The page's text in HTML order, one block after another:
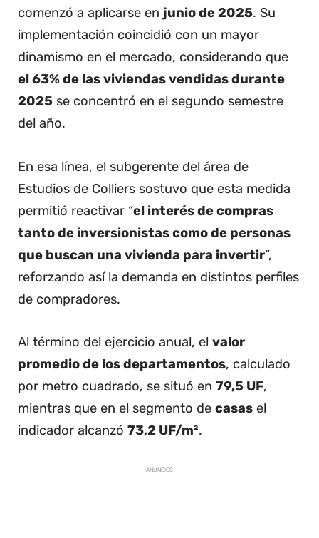
comenzó a aplicarse en junio de 2025. Su
implementación coincidió con un mayor
dinamismo en el mercado, considerando que
el 63% de las viviendas vendidas durante
2025 se concentró en el segundo semestre
del año.
En esa línea, el subgerente del área de
Estudios de Colliers sostuvo que esta medida
permitió reactivar “el interés de compras
tanto de inversionistas como de personas
que buscan una vivienda para invertir”,
reforzando así la demanda en distintos perfiles
de compradores.
Al término del ejercicio anual, el valor
promedio de los departamentos, calculado
por metro cuadrado, se situó en 79,5 UF,
mientras que en el segmento de casas el
indicador alcanzó 73,2 UF/m².
ANUNCIOS